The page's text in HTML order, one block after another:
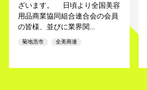
ざいます。 日頃より全国美容
用品商業協同組合連合会の会員
の皆様、並びに業界関...
菊地浩市 全美商連